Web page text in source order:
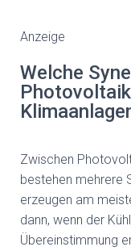
Anzeige
Welche
Zwischen
bestehen mehrere
erzeugen am
dann, wenn der
Übereinstimmung